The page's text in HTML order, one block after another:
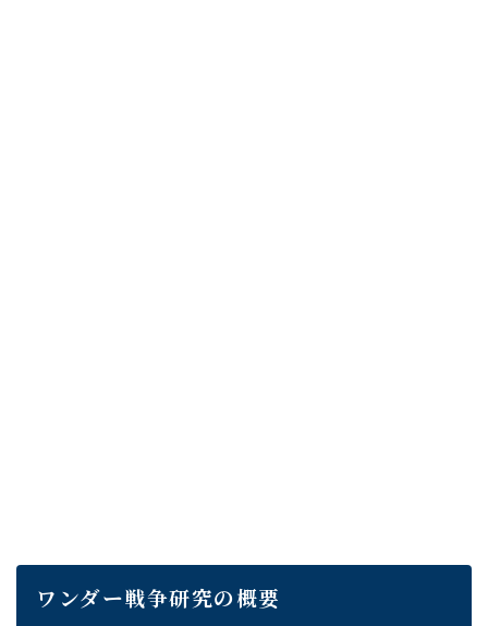
ワンダー戦争研究の概要